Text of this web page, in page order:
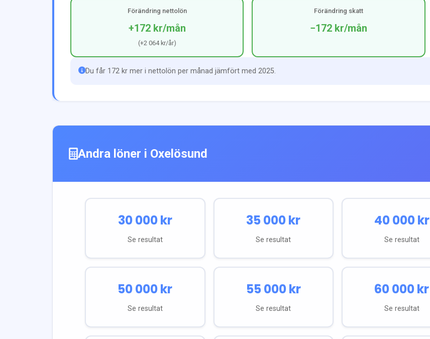
Förändring nettolön
+172 kr/mån
(+2 064 kr/år)
Förändring skatt
−172 kr/mån
Du får 172 kr mer i nettolön per månad jämfört med 2025.
Andra löner i Oxelösund
30 000kr
Se resultat
35 000kr
Se resultat
40 000kr
Se resultat
50 000kr
Se resultat
55 000kr
Se resultat
60 000kr
Se resultat